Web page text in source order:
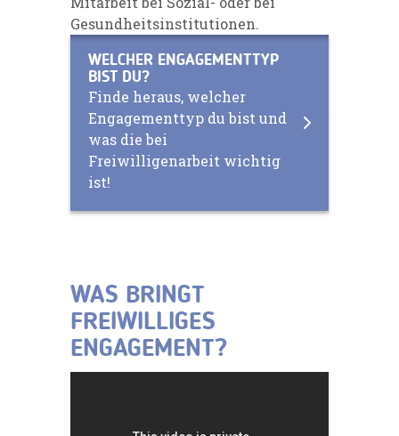
Gesundheitsinstitutionen.
WELCHER ENGAGEMENTTYP
BIST DU?
Finde heraus, welcher
Engagementtyp du bist und
was die bei
Freiwilligenarbeit wichtig
ist!
WAS BRINGT
FREIWILLIGES
ENGAGEMENT?